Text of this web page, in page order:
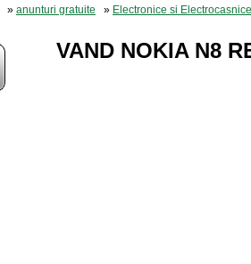
» anunturi gratuite » Electronice si Electrocasnice
VAND NOKIA N8